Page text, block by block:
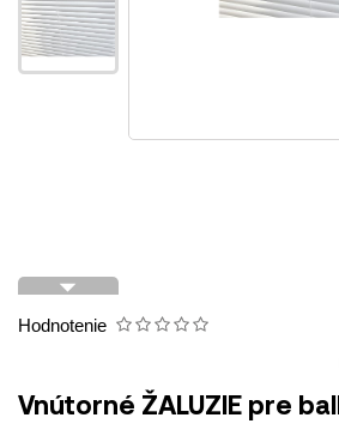
arrow_drop_down
Hodnotenie
Vnútorné ŽALUZIE pre